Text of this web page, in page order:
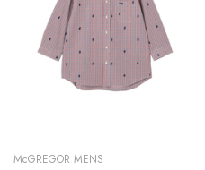
McGREGOR MENS